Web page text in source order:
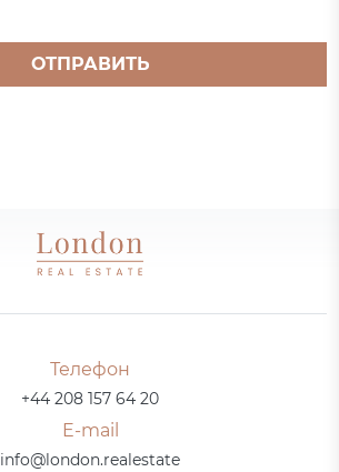
ОТПРАВИТЬ
Телефон
+44 208 157 64 20
E-mail
info@london.realestate